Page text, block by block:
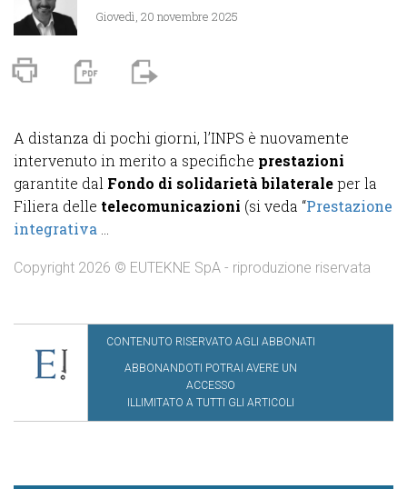
Giovedì, 20 novembre 2025
A distanza di pochi giorni, l’INPS è nuovamente
intervenuto in merito a specifiche prestazioni
garantite dal Fondo di solidarietà bilateraleper la
Filiera delle telecomunicazioni (si veda “Prestazione
integrativa
Copyright 2026 © EUTEKNE SpA - riproduzione riservata
CONTENUTO RISERVATO AGLI ABBONATI
ABBONANDOTI POTRAI AVERE UN
ACCESSO
ILLIMITATO A TUTTI GLI ARTICOLI